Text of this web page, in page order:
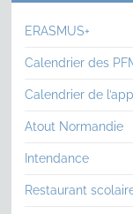
ERASMUS+
Calendrier des
Calendrier de
Atout Normandie
Intendance
Restaurant